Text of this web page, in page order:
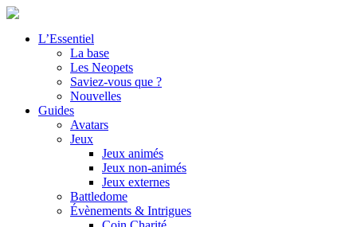
L’Essentiel
La base
Les Neopets
Saviez-vous que ?
Nouvelles
Guides
Avatars
Jeux
Jeux animés
Jeux non-animés
Jeux externes
Battledome
Évènements & Intrigues